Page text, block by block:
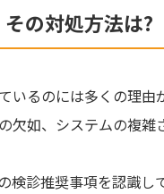
の対処方法は?
いるのには多くの理
欠如、システムの複雑
検診推奨事項を認識